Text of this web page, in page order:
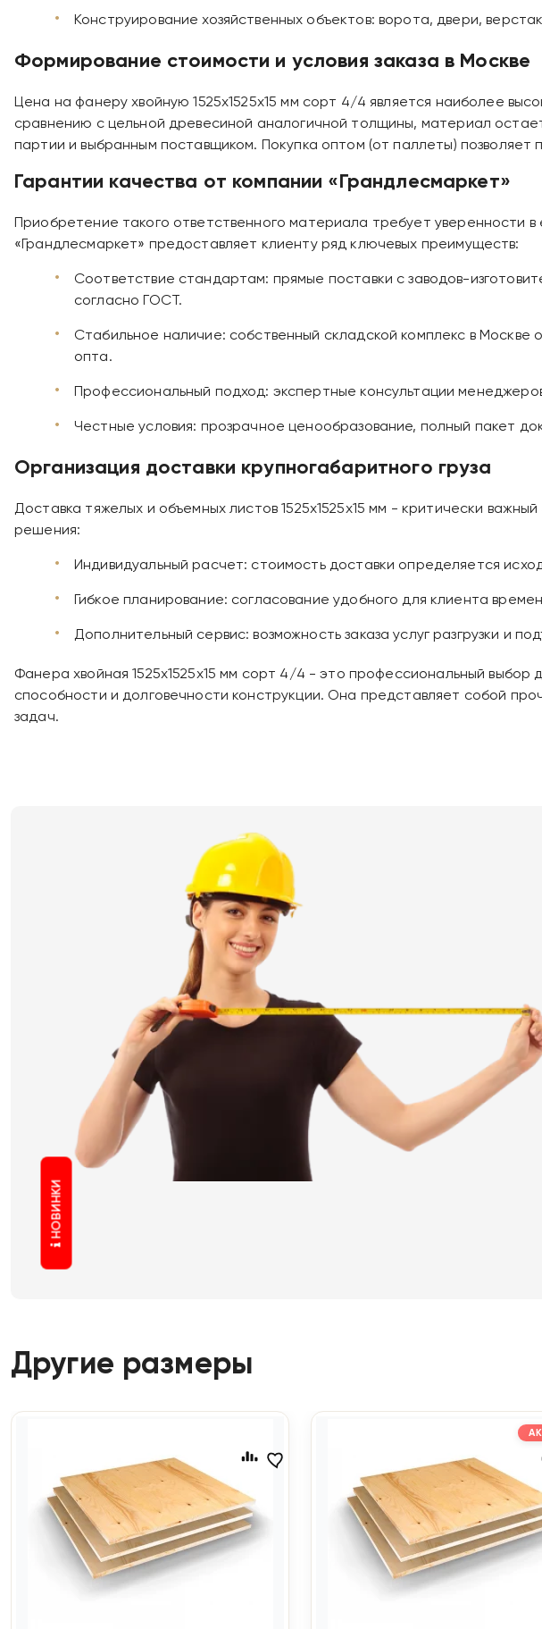
Конструирование хозяйственных объектов: ворота, двери,
Формирование стоимости и условия заказа в Москве
Цена на фанеру хвойную 1525х1525х15 мм сорт 4/4 является наиболее
сравнению с цельной древесиной аналогичной толщины, материал
партии и выбранным поставщиком. Покупка оптом (от паллеты)
Гарантии качества от компании «Грандлесмаркет»
Приобретение такого ответственного материала требует
«Грандлесмаркет» предоставляет клиенту ряд ключевых преимуществ:
Соответствие стандартам: прямые поставки с заводов-
согласно ГОСТ.
Стабильное наличие: собственный складской комплекс в
опта.
Профессиональный подход: экспертные консультации
Честные условия: прозрачное ценообразование, полный пакет
Организация доставки крупногабаритного груза
Доставка тяжелых и объемных листов 1525х1525х15 мм - критически
решения:
Индивидуальный расчет: стоимость доставки определяется
Гибкое планирование: согласование удобного для клиента
Дополнительный сервис: возможность заказа услуг разгрузки и
Фанера хвойная 1525х1525х15 мм сорт 4/4 - это профессиональный
способности и долговечности конструкции. Она представляет собой
задач.
Другие размеры
НОВИНКИ